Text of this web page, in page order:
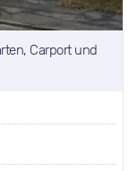
Carport und